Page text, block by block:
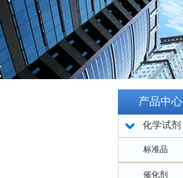
产品中心
化学试剂
标准品
催化剂